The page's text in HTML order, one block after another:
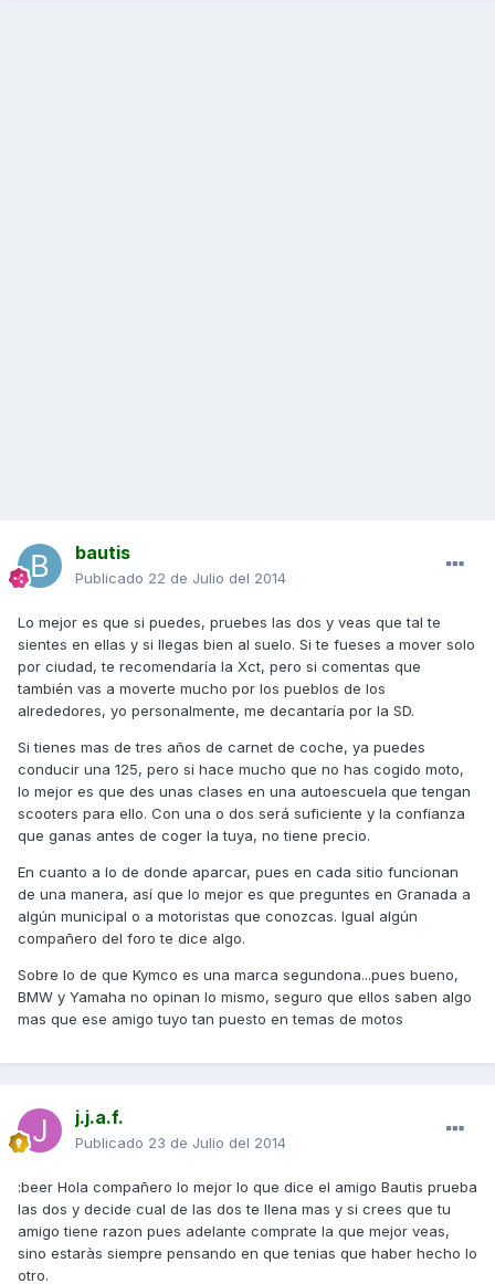
bautis
Publicado 22 de Julio del 2014
Lo mejor es que si puedes, pruebes las dos y veas que tal te
sientes en ellas y si llegas bien al suelo. Si te fueses a mover solo
por ciudad, te recomendaría la Xct, pero si comentas que
también vas a moverte mucho por los pueblos de los
alrededores, yo personalmente, me decantaría por la SD.
Si tienes mas de tres años de carnet de coche, ya puedes
conducir una 125, pero si hace mucho que no has cogido moto,
lo mejor es que des unas clases en una autoescuela que tengan
scooters para ello. Con una o dos será suficiente y la confianza
que ganas antes de coger la tuya, no tiene precio.
En cuanto a lo de donde aparcar, pues en cada sitio funcionan
de una manera, así que lo mejor es que preguntes en Granada a
algún municipal o a motoristas que conozcas. Igual algún
compañero del foro te dice algo.
Sobre lo de que Kymco es una marca segundona...pues bueno,
BMW y Yamaha no opinan lo mismo, seguro que ellos saben algo
mas que ese amigo tuyo tan puesto en temas de motos
j.j.a.f.
Publicado 23 de Julio del 2014
:beer Hola compañero lo mejor lo que dice el amigo Bautis prueba
las dos y decide cual de las dos te llena mas y si crees que tu
amigo tiene razon pues adelante comprate la que mejor veas,
sino estaràs siempre pensando en que tenias que haber hecho lo
otro.